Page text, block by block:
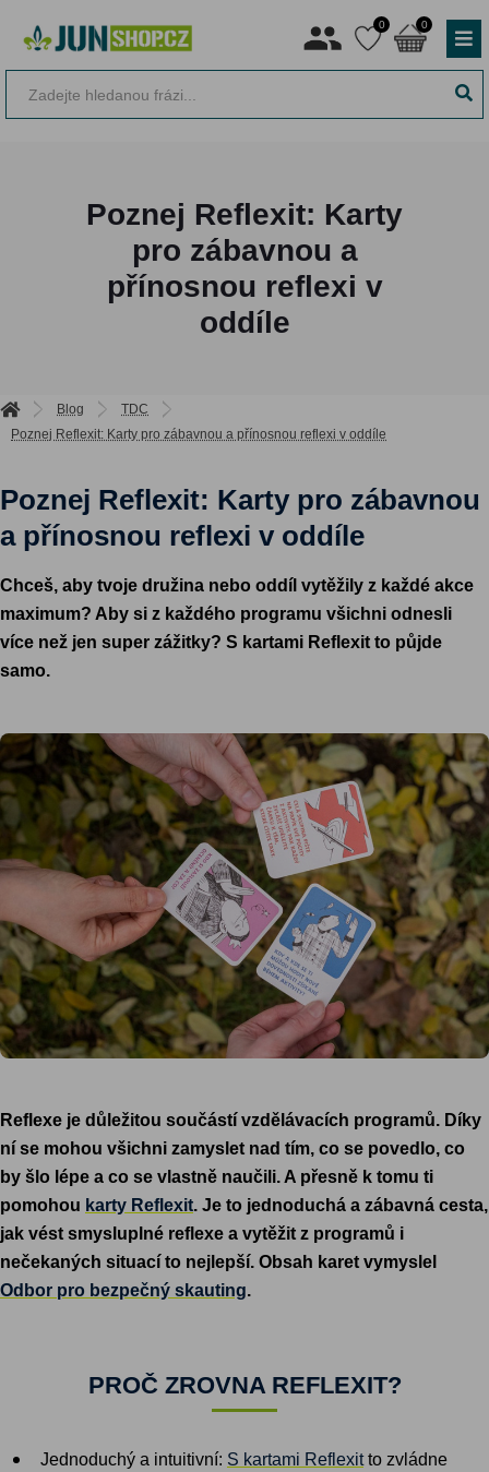
0 0
Poznej Reflexit: Karty
pro zábavnou a
přínosnou reflexi v
oddíle
Blog
TDC
Poznej Reflexit: Karty pro zábavnou a přínosnou reflexi v oddíle
Poznej Reflexit: Karty pro zábavnou
a přínosnou reflexi v oddíle
Chceš, aby tvoje družina nebo oddíl vytěžily z každé akce
maximum? Aby si z každého programu všichni odnesli
více než jen super zážitky? S kartami Reflexit to půjde
samo.
Reflexe je důležitou součástí vzdělávacích programů. Díky
ní se mohou všichni zamyslet nad tím, co se povedlo, co
by šlo lépe a co se vlastně naučili. A přesně k tomu ti
pomohou karty Reflexit. Je to jednoduchá a zábavná cesta,
jak vést smysluplné reflexe a vytěžit z programů i
nečekaných situací to nejlepší. Obsah karet vymyslel
Odbor pro bezpečný skauting.
PROČ ZROVNA REFLEXIT?
Jednoduchý a intuitivní: S kartami Reflexitto zvládne